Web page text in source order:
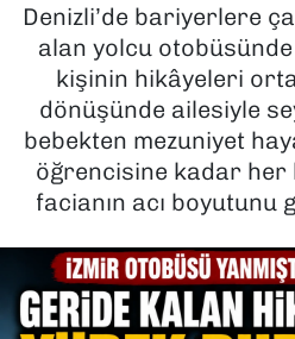
Denizli’de bariyerlere
alan yolcu otobüsünde
kişinin hikâyeleri
dönüşünde ailesiyle
bebekten mezuniyet
öğrencisine kadar her
facianın acı boyutunu
MAGAZİN
POLİTİKA
SAĞLIK
SPOR
TEKNOLOJİ
YAŞAM
Haber Arşivi